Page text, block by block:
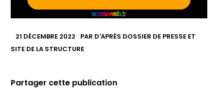
21 DÉCEMBRE 2022 PAR D'APRÈS DOSSIER DE PRESSE ET
SITE DE LA STRUCTURE
Partager cette publication